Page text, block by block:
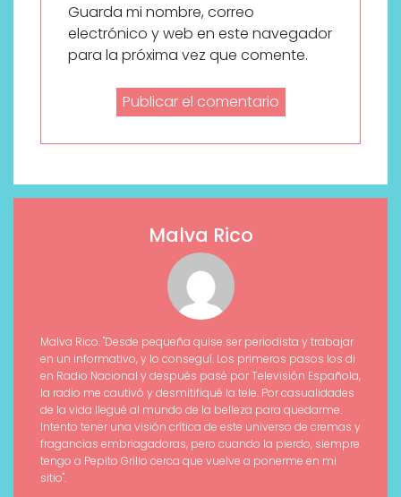
Guarda mi nombre, correo
electrónico y web en este navegador
para la próxima vez que comente.
Malva Rico
Malva Rico. "Desde pequeña quise ser periodista y trabajar
en un informativo, y lo conseguí. Los primeros pasos los di
en Radio Nacional y después pasé por Televisión Española,
la radio me cautivó y desmitifiqué la tele. Por casualidades
de la vida llegué al mundo de la belleza para quedarme.
Intento tener una visión crítica de este universo de cremas y
fragancias embriagadoras, pero cuando la pierdo, siempre
tengo a Pepito Grillo cerca que vuelve a ponerme en mi
sitio".